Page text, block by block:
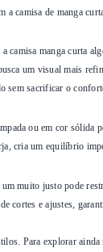
camisa de manga
manga curta
um visual mais
sem sacrificar o
ou em cor sólida
cria um equilíbrio
muito justo pode
e ajustes,
Para explorar